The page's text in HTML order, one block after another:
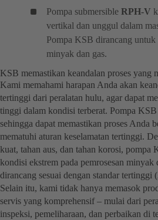
Pompa submersible RPH-V
vertikal dan unggul dalam
Pompa KSB dirancang
minyak dan gas.
KSB memastikan keandalan proses yang
Kami memahami harapan Anda akan
tertinggi dari peralatan hulu, agar dapat
tinggi dalam kondisi terberat. Pompa
sehingga dapat memastikan proses Anda
mematuhi aturan keselamatan tertinggi.
kuat, tahan aus, dan tahan korosi, pompa
kondisi ekstrem pada pemrosesan minyak
dirancang sesuai dengan standar
Selain itu, kami tidak hanya memasok
servis yang komprehensif – mulai dari
inspeksi, pemeliharaan, dan perbaikan di